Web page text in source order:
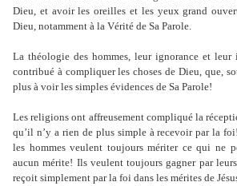
Dieu, et avoir les oreilles et les yeux grand
Dieu, notamment à la Vérité de Sa Parole.
La théologie des hommes, leur ignorance et
contribué à compliquer les choses de Dieu, que,
plus à voir les simples évidences de Sa Parole!
Les religions ont affreusement compliqué la
qu’il n’y a rien de plus simple à recevoir par la
les hommes veulent toujours mériter ce qui ne
aucun mérite! Ils veulent toujours gagner par
reçoit simplement par la foi dans les mérites de